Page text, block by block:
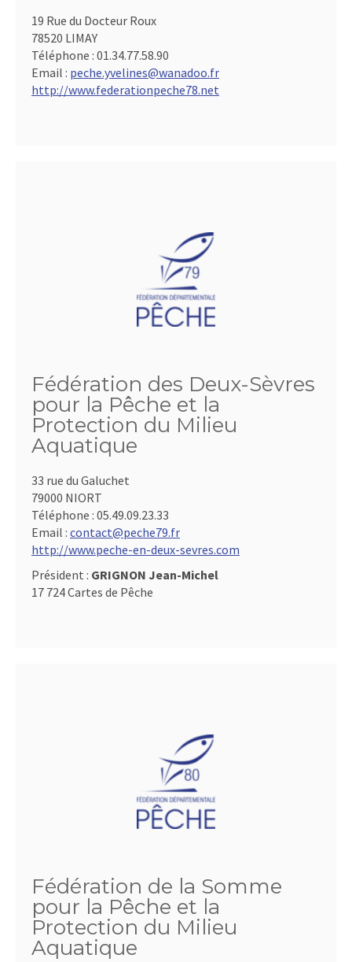
19 Rue du Docteur Roux
78520 LIMAY
Téléphone : 01.34.77.58.90
Email : peche.yvelines@wanadoo.fr
http://www.federationpeche78.net
Fédération des Deux-Sèvres
pour la Pêche et la
Protection du Milieu
Aquatique
33 rue du Galuchet
79000 NIORT
Téléphone : 05.49.09.23.33
Email : contact@peche79.fr
http://www.peche-en-deux-sevres.com
Président : GRIGNON Jean-Michel
17 724 Cartes de Pêche
Fédération de la Somme
pour la Pêche et la
Protection du Milieu
Aquatique